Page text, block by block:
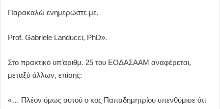
Παρακαλώ ενημερώστε με,
Prof. Gabriele Landucci, PhD».
Στο πρακτικό υπ’αριθμ. 25 του ΕΟΔΑΣΑΑΜ αναφέρεται,
μεταξύ άλλων, επίσης:
«… Πλέον όμως αυτού ο κος Παπαδημητρίου υπενθύμισε ότι